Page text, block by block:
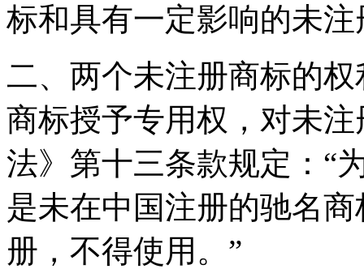
标和具有一定影响的未
二、两个未注册商标的
商标授予专用权，对未
法》第十三条款规定：“
是未在中国注册的驰名
册，不得使用。”